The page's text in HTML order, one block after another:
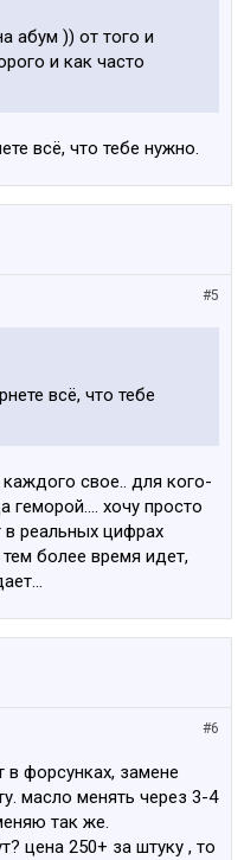
абум )) от того и
и как часто
всё, что тебе нужно.
#5
всё, что тебе
свое.. для кого-
геморой.... хочу просто
в реальных цифрах
более время идет,
#6
в форсунках, замене
масло менять через 3-4
так же.
цена 250+ за штуку , то